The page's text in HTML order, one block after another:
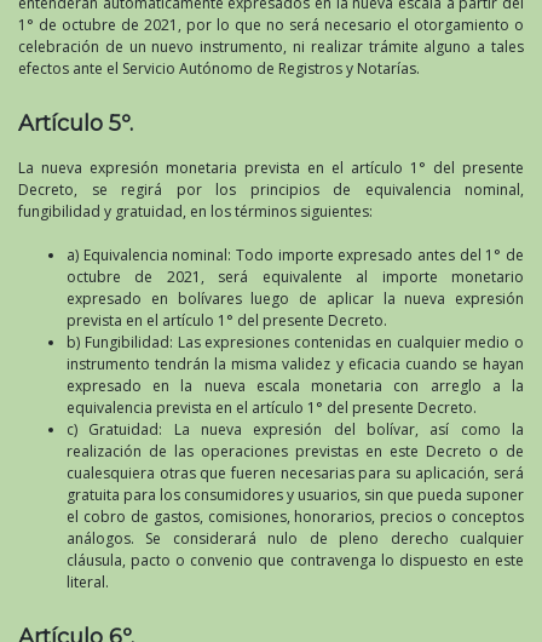
1° de octubre de 2021, por lo que no será necesario el otorgamiento o
celebración de un nuevo instrumento, ni realizar trámite alguno a tales
efectos ante el Servicio Autónomo de Registros y Notarías.
Artículo 5º.
La nueva expresión monetaria prevista en el artículo 1° del presente
Decreto, se regirá por los principios de equivalencia nominal,
fungibilidad y gratuidad, en los términos siguientes:
a) Equivalencia nominal: Todo importe expresado antes del 1° de
octubre de 2021, será equivalente al importe monetario
expresado en bolívares luego de aplicar la nueva expresión
prevista en el artículo 1° del presente Decreto.
b) Fungibilidad: Las expresiones contenidas en cualquier medio o
instrumento tendrán la misma validez y eficacia cuando se hayan
expresado en la nueva escala monetaria con arreglo a la
equivalencia prevista en el artículo 1° del presente Decreto.
c) Gratuidad: La nueva expresión del bolívar, así como la
realización de las operaciones previstas en este Decreto o de
cualesquiera otras que fueren necesarias para su aplicación, será
gratuita para los consumidores y usuarios, sin que pueda suponer
el cobro de gastos, comisiones, honorarios, precios o conceptos
análogos. Se considerará nulo de pleno derecho cualquier
cláusula, pacto o convenio que contravenga lo dispuesto en este
literal.